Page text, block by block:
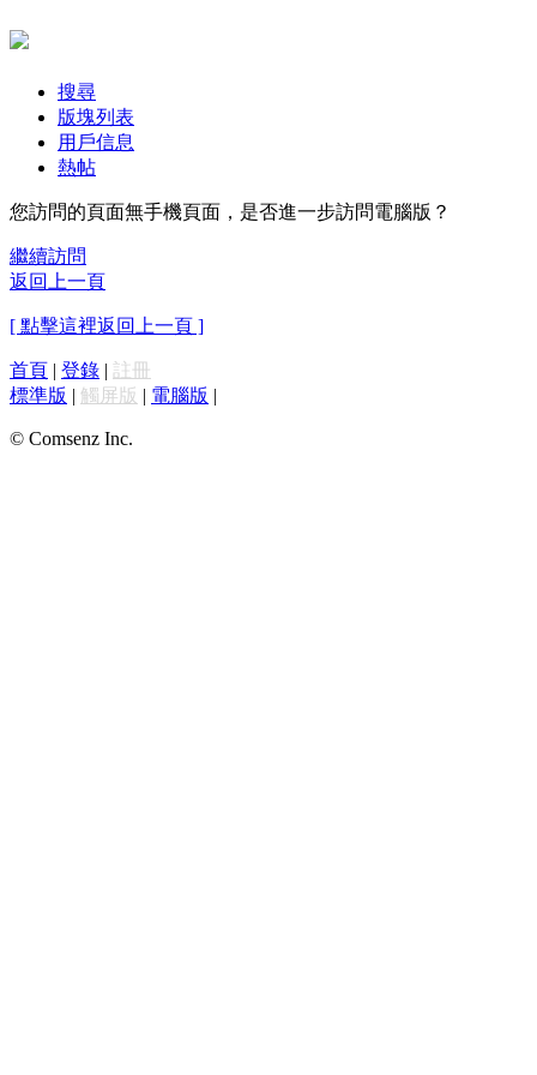
搜尋
版塊列表
用戶信息
熱帖
您訪問的頁面無手機頁面，是否進一步訪問電腦版？
繼續訪問
返回上一頁
[ 點擊這裡返回上一頁 ]
首頁 | 登錄 | 註冊
標準版 | 觸屏版 | 電腦版 |
© Comsenz Inc.